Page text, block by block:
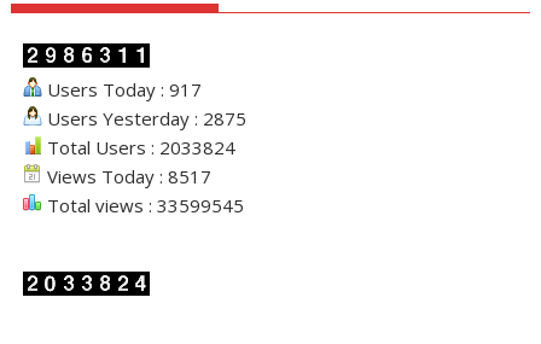
Users Today : 917
Users Yesterday : 2875
Total Users : 2033824
Views Today : 8517
Total views : 33599545